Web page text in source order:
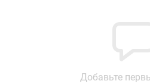
Добавьте